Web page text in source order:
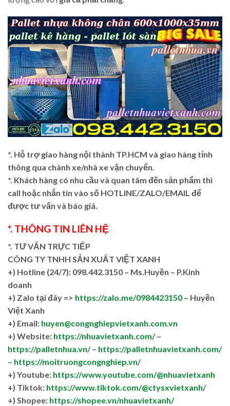
*. Hỗ trợ giao hàng nội thành TP.HCM và giao hàng tỉnh
thông qua chành xe/nhà xe vận chuyển.
*. Khách hàng có nhu cầu và quan tâm đến sản phẩm thì
call hoặc nhắn tin vào số HOTLINE/ZALO/EMAIL để
được tư vấn và báo giá.
*. THÔNG TIN LIÊN HỆ
*. TƯ VẤN TRỰC TIẾP
CÔNG TY TNHH SẢN XUẤT VIỆT XANH
+) Hotline (24/7): 098.442.3150 – Ms.Huyền – P.Kinh
doanh
+) Zalo tại đây => https://zalo.me/0984423150 – Huyền
Việt Xanh
+) Email: huyen@congnghiepvietxanh.com.vn
+) Website: https://nhuavietxanh.com/–
https://palletnhua.vn/– https://palletnhuavietxanh.com/
– https://moitruongcongnghiep.vn/
+) Youtube: https://www.youtube.com/@nhuavietxanh
+) Tiktok: https://www.tiktok.com/@ctysxvietxanh/
+) Shopee: https://shopee.vn/nhuavietxanh/